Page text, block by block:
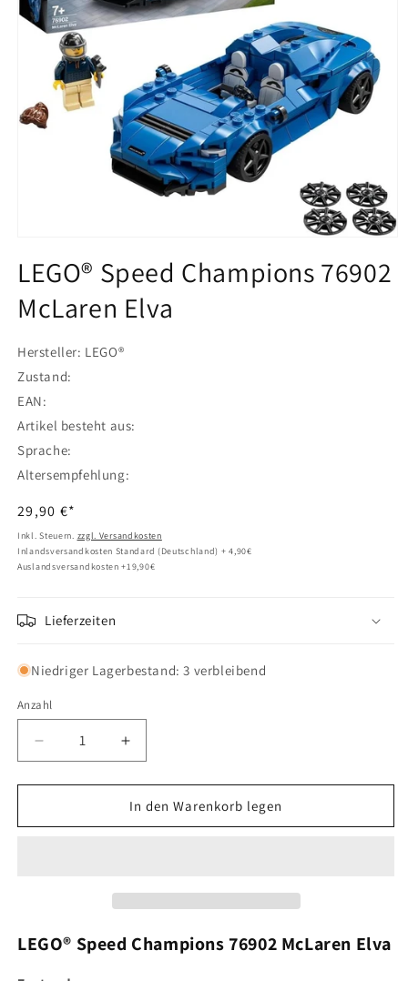
Modal
öffnen
LEGO® Speed Champions 76902
McLaren Elva
Hersteller: LEGO®
Zustand:
EAN:
Artikel besteht aus:
Sprache:
Altersempfehlung:
Normaler
Preis
29,90 €*
Inkl. Steuern. zzgl. Versandkosten
Inlandsversandkosten Standard (Deutschland) + 4,90€
Auslandsversandkosten +19,90€
Lieferzeiten
Niedriger Lagerbestand: 3 verbleibend
Anzahl
Verringere
die
Menge
LEGO®
Erhöhe
die
Menge
für
LEGO®
In den Warenkorb legen
LEGO® Speed Champions 76902 McLaren Elva